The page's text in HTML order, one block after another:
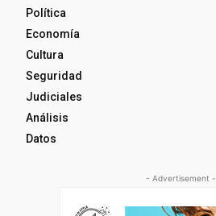
Política
Economía
Cultura
Seguridad
Judiciales
Análisis
Datos
- Advertisement -